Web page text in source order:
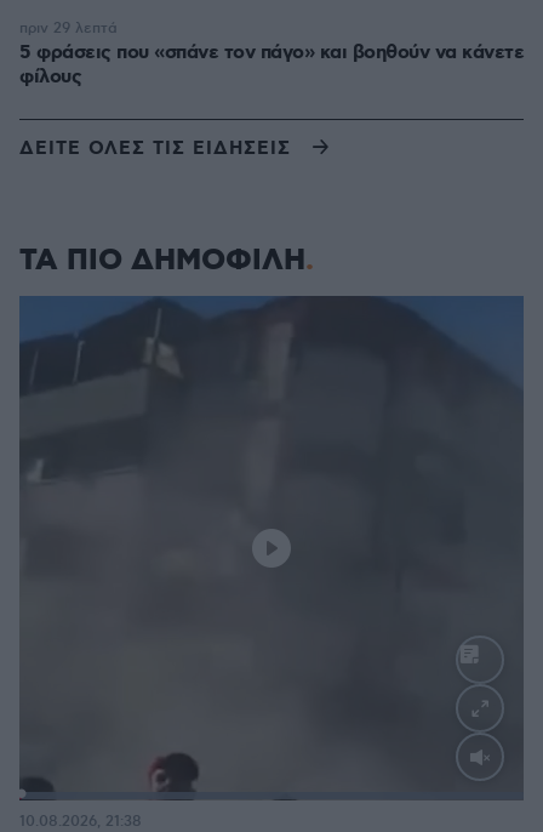
5 φράσεις που «σπάνε τον πάγο» και βοηθούν να κάνετε
φίλους
πριν 29 λεπτά
ΔΕΙΤΕ ΟΛΕΣ ΤΙΣ ΕΙΔΗΣΕΙΣ
ΤΑ ΠΙΟ ΔΗΜΟΦΙΛΗ
Loaded
10.08.2026, 21:38